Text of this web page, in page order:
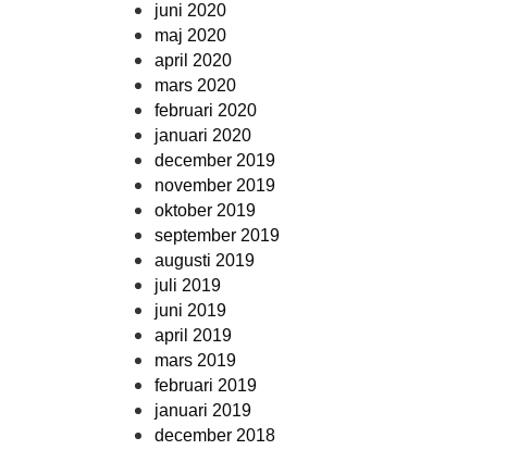
juni 2020
maj 2020
april 2020
mars 2020
februari 2020
januari 2020
december 2019
november 2019
oktober 2019
september 2019
augusti 2019
juli 2019
juni 2019
april 2019
mars 2019
februari 2019
januari 2019
december 2018